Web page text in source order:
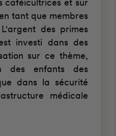
caféicultrices et sur
tant que membres
des primes
investi dans des
sur ce thème,
des enfants des
dans la sécurité
médicale